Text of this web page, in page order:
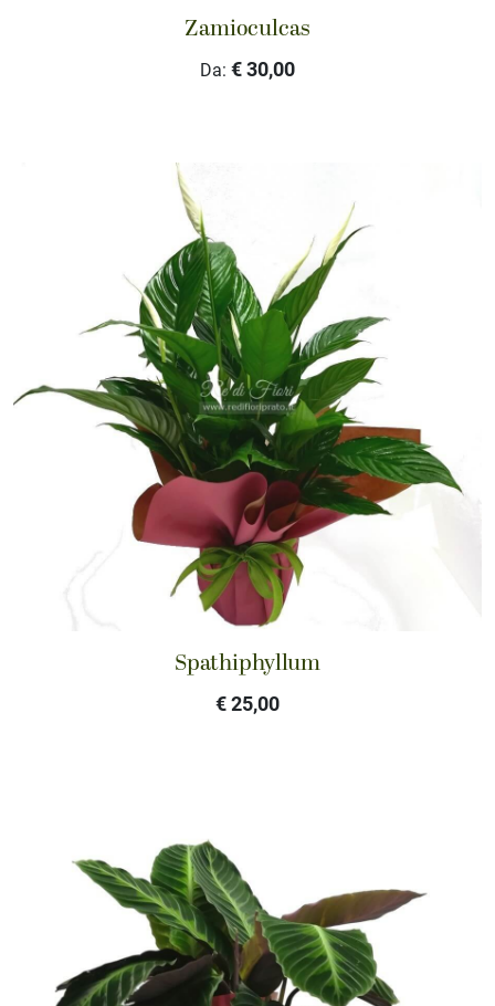
Zamioculcas
Da: € 30,00
Spathiphyllum
€ 25,00